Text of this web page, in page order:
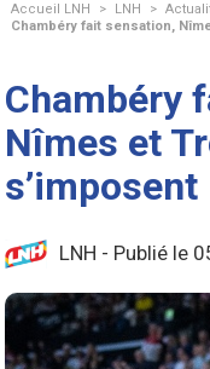
Accueil LNH > LNH >
Chambéry fait sensation,
Chambéry
Nîmes et
s’imposent
LNH - Publié le